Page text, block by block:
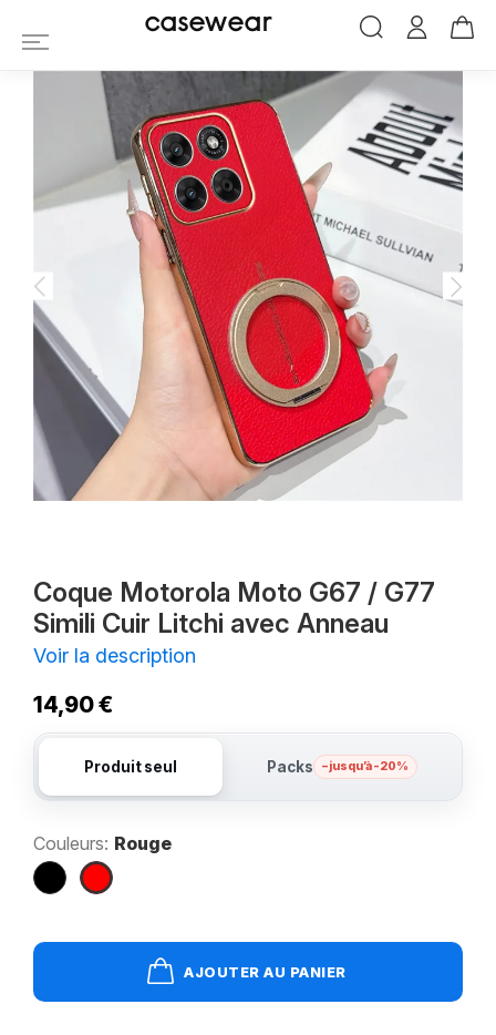
Coque Motorola Moto G67 / G77 Simili
casewear
Coque Motorola Moto G67 / G77
Simili Cuir Litchi avec Anneau
Voir la description
14,90 €
Produit seul Packs – jusqu’à -20%
Couleurs: Rouge
Noir Rouge
AJOUTER AU PANIER